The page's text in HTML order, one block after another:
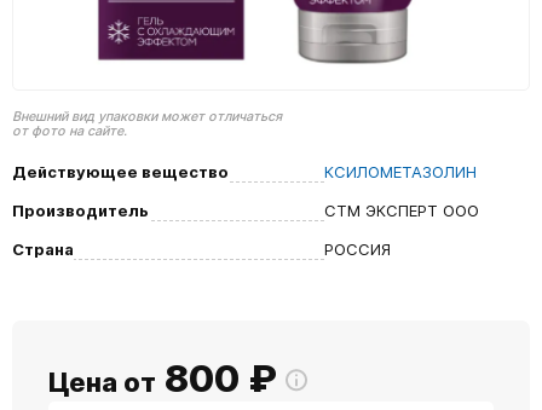
Внешний вид упаковки может отличаться
от фото на сайте.
Действующее вещество
КСИЛОМЕТАЗОЛИН
Производитель
СТМ ЭКСПЕРТ ООО
Страна
РОССИЯ
Цена от 800 ₽